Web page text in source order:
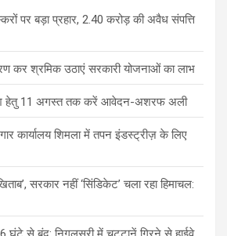
पर बड़ा प्रहार, 2.40 करोड़ की अवैध संपत्ति
कर श्रमिक उठाएं सरकारी योजनाओं का लाभ
हेतु 11 अगस्त तक करें आवेदन-अशरफ अली
कार्यालय शिमला में तपन इंडस्ट्रीज़ के लिए
सरकार नहीं ‘सिंडिकेट’ चला रहा हिमाचल: